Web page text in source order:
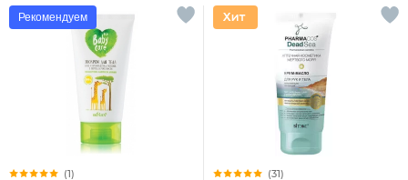
Рекомендуем
(1) (31)